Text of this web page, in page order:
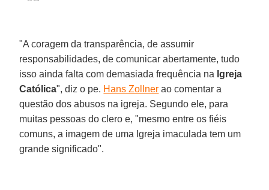
"A coragem da transparência, de assumir
responsabilidades, de comunicar abertamente, tudo
isso ainda falta com demasiada frequência na Igreja
Católica", diz o pe. Hans Zollner ao comentar a
questão dos abusos na igreja. Segundo ele, para
muitas pessoas do clero e, "mesmo entre os fiéis
comuns, a imagem de uma Igreja imaculada tem um
grande significado".